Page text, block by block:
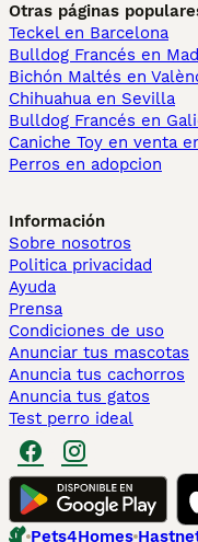
Otras páginas
Teckel en Barcelona
Bulldog Francés en
Bichón Maltés en
Chihuahua en Sevilla
Bulldog Francés en
Caniche Toy en venta
Perros en adopcion
Información
Sobre nosotros
Politica privacidad
Ayuda
Prensa
Condiciones de uso
Anunciar tus mascotas
Anuncia tus cachorros
Anuncia tus gatos
Test perro ideal
Pets4Homes